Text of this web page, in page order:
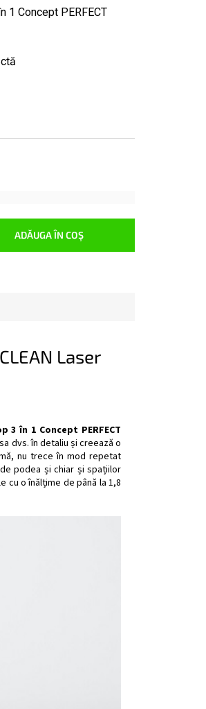
ADĂUGA ÎN COŞ
1 Concept PERFECT
Laser
în 1 Concept PERFECT
dvs. în detaliu și creează o
nu trece în mod repetat
podea și chiar și spațiilor
o înălțime de până la 1,8